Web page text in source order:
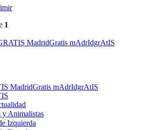
1
MadridGratis mAdrIdgrAtIS
MadridGratis mAdrIdgrAtIS
Animalistas
Izquierda